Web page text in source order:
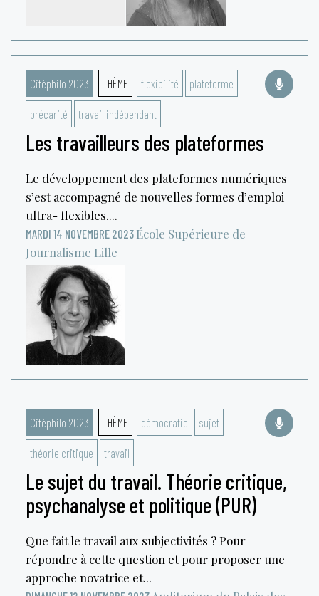
Citéphilo 2023 THÈME flexibilité plateforme
précarité travail indépendant
Les travailleurs des plateformes
Le développement des plateformes numériques
s’est accompagné de nouvelles formes d’emploi
ultra- flexibles....
MARDI 14 NOVEMBRE 2023 École Supérieure de
Journalisme Lille
Citéphilo 2023 THÈME démocratie sujet
théorie critique travail
Le sujet du travail. Théorie critique,
psychanalyse et politique (PUR)
Que fait le travail aux subjectivités ? Pour
répondre à cette question et pour proposer une
approche novatrice et...